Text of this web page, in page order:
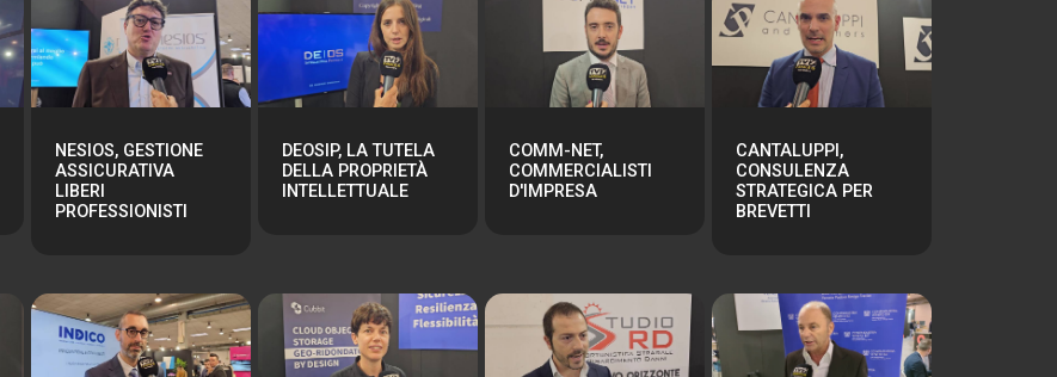
NESIOS, GESTIONE
ASSICURATIVA
LIBERI
PROFESSIONISTI
DEOSIP, LA TUTELA
DELLA PROPRIETÀ
INTELLETTUALE
COMM-NET,
COMMERCIALISTI
D'IMPRESA
CANTALUPPI,
CONSULENZA
STRATEGICA PER
BREVETTI